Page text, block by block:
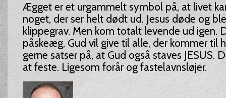
Ægget er et urgammelt symbol på, at livet
noget, der ser helt dødt ud. Jesus døde og
klippegrav. Men kom totalt levende ud igen.
påskeæg, Gud vil give til alle, der kommer til
gerne satser på, at Gud også staves JESUS.
at feste. Ligesom forår og fastelavnsløjer.